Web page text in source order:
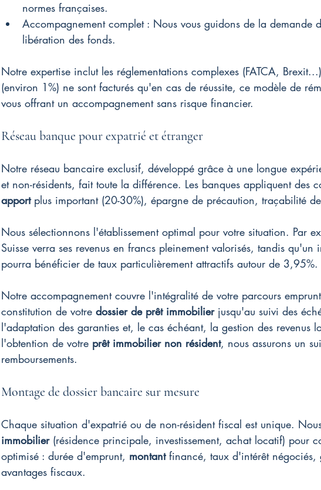
normes françaises.
Accompagnement complet : Nous vous guidons de la demande
libération des fonds.
Notre expertise inclut les réglementations complexes (FATCA,
(environ 1%) ne sont facturés qu'en cas de réussite, ce modèle de
vous offrant un accompagnement sans risque financier.
Réseau banque pour expatrié et étranger
Notre réseau bancaire exclusif, développé grâce à une longue
et non-résidents, fait toute la différence. Les banques appliquent des
apport plus important (20-30%), épargne de précaution, traçabilité
Nous sélectionnons l'établissement optimal pour votre situation. Par
Suisse verra ses revenus en francs pleinement valorisés, tandis qu'un
pourra bénéficier de taux particulièrement attractifs autour de 3,95%.
Notre accompagnement couvre l'intégralité de votre parcours
constitution de votre dossier de prêt immobilier jusqu'au suivi des
l'adaptation des garanties et, le cas échéant, la gestion des revenus
l'obtention de votre prêt immobilier non résident, nous assurons un
remboursements.
Montage de dossier bancaire sur mesure
Chaque situation d'expatrié ou de non-résident fiscal est unique.
immobilier (résidence principale, investissement, achat locatif) pour
optimisé : durée d'emprunt, montant financé, taux d'intérêt négociés,
avantages fiscaux.